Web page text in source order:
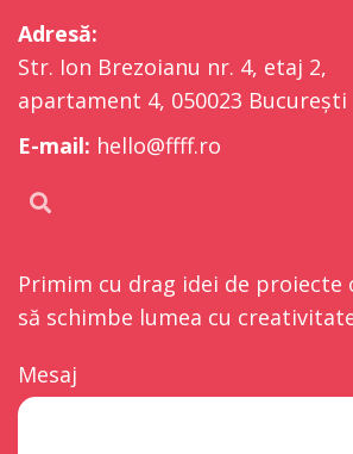
Adresă:
Str. Ion Brezoianu nr. 4, etaj 2,
apartament 4, 050023 București
E-mail: hello@ffff.ro
Primim cu drag idei de proiecte
să schimbe lumea cu
Mesaj